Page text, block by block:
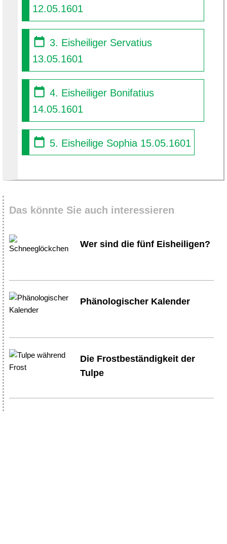
12.05.1601
3. Eisheiliger Servatius
13.05.1601
4. Eisheiliger Bonifatius
14.05.1601
5. Eisheilige Sophia 15.05.1601
Das könnte Sie auch interessieren
Wer sind die fünf Eisheiligen?
Phänologischer Kalender
Die Frostbeständigkeit der
Tulpe